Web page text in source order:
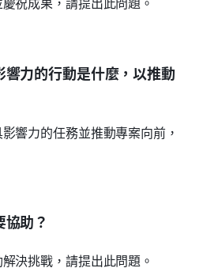
力的行動是什麼，以推動
響力的任務並推動專案向前，
助？
決挑戰，請提出此問題。